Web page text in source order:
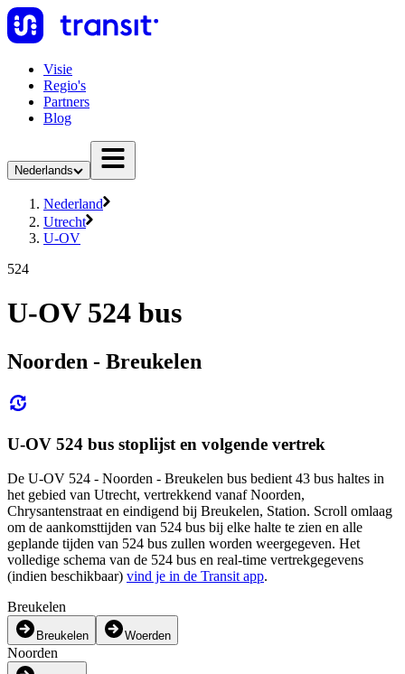
Visie
Regio's
Partners
Blog
Nederlands
Nederland
Utrecht
U-OV
524
U-OV 524 bus
Noorden - Breukelen
U-OV 524 bus stoplijst en volgende vertrek
De U-OV 524 - Noorden - Breukelen bus bedient 43 bus haltes in
het gebied van Utrecht, vertrekkend vanaf Noorden,
Chrysantenstraat en eindigend bij Breukelen, Station. Scroll omlaag
om de aankomsttijden van 524 bus bij elke halte te zien en alle
geplande tijden van 524 bus zullen worden weergegeven. Het
volledige schema van de 524 bus en real-time vertrekgegevens
(indien beschikbaar) vind je in de Transit app.
Breukelen
Breukelen Woerden
Noorden